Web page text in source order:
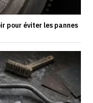
pour éviter les pannes